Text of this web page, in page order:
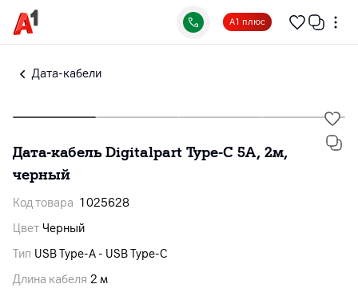
А1 плюс
Дата-кабели
Дата-кабель Digitalpart Type-C 5А, 2м,
черный
Код товара 1025628
Цвет Черный
Тип USB Type-A - USB Type-C
Длина кабеля 2 м